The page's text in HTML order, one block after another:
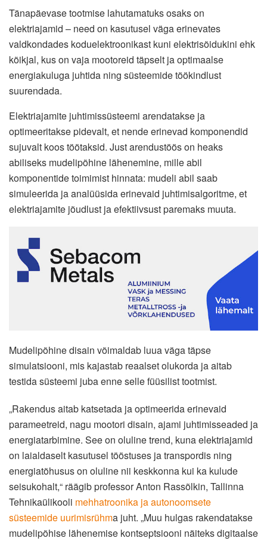
Tänapäevase tootmise lahutamatuks osaks on
elektriajamid – need on kasutusel väga erinevates
valdkondades koduelektroonikast kuni elektrisõidukini ehk
kõikjal, kus on vaja mootoreid täpselt ja optimaalse
energiakuluga juhtida ning süsteemide töökindlust
suurendada.
Elektriajamite juhtimissüsteemi arendatakse ja
optimeeritakse pidevalt, et nende erinevad komponendid
sujuvalt koos töötaksid. Just arendustöös on heaks
abiliseks mudelipõhine lähenemine, mille abil
komponentide toimimist hinnata: mudeli abil saab
simuleerida ja analüüsida erinevaid juhtimisalgoritme, et
elektriajamite jõudlust ja efektiivsust paremaks muuta.
Mudelipõhine disain võimaldab luua väga täpse
simulatsiooni, mis kajastab reaalset olukorda ja aitab
testida süsteemi juba enne selle füüsilist tootmist.
„Rakendus aitab katsetada ja optimeerida erinevaid
parameetreid, nagu mootori disain, ajami juhtimisseaded ja
energiatarbimine. See on oluline trend, kuna elektriajamid
on laialdaselt kasutusel tööstuses ja transpordis ning
energiatõhusus on oluline nii keskkonna kui ka kulude
seisukohalt,“ räägib professor Anton Rassõlkin, Tallinna
Tehnikaülikooli mehhatroonika ja autonoomsete
süsteemide uurimisrühma juht. „Muu hulgas rakendatakse
mudelipõhise lähenemise kontseptsiooni näiteks digitaalse